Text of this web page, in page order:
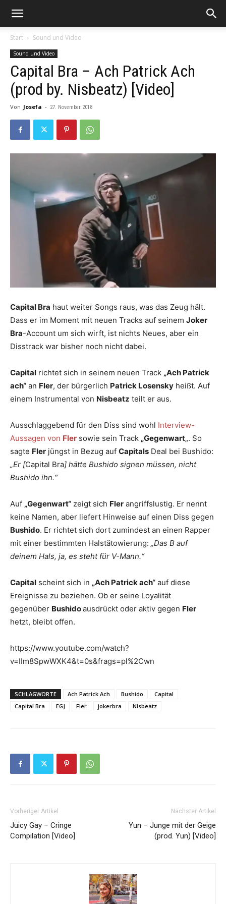
Start Sound und Video
Sound und Video
Capital Bra – Ach Patrick Ach
(prod by. Nisbeatz) [Video]
Von Josefa - 27. November 2018
Capital Bra haut weiter Songs raus, was das Zeug hält.
Dass er im Moment mit neuen Tracks auf seinem Joker
Bra-Account um sich wirft, ist nichts Neues, aber ein
Disstrack war bisher noch nicht dabei.
Capital richtet sich in seinem neuen Track „Ach Patrick
ach“ an Fler, der bürgerlich Patrick Losensky heißt. Auf
einem Instrumental von Nisbeatz teilt er aus.
Ausschlaggebend für den Diss sind wohl Interview-
Aussagen von Fler sowie sein Track „Gegenwart„. So
sagte Fler jüngst in Bezug auf Capitals Deal bei Bushido:
„Er [Capital Bra] hätte Bushido signen müssen, nicht
Bushido ihn.“
Auf „Gegenwart“ zeigt sich Fler angriffslustig. Er nennt
keine Namen, aber liefert Hinweise auf einen Diss gegen
Bushido. Er richtet sich dort zumindest an einen Rapper
mit einer bestimmten Halstätowierung: „Das B auf
deinem Hals, ja, es steht für V-Mann.“
Capital scheint sich in „Ach Patrick ach“ auf diese
Ereignisse zu beziehen. Ob er seine Loyalität
gegenüber Bushidoausdrückt oder aktiv gegen Fler
hetzt, bleibt offen.
https://www.youtube.com/watch?
v=IIm8SpwWXK4&t=0s&frags=pl%2Cwn
SCHLAGWORTE Ach Patrick Ach Bushido
Capital
Capital Bra
EGJ Fler jokerbra Nisbeatz
Vorheriger Artikel
Juicy Gay – Cringe
Compilation [Video]
Nächster Artikel
Yun – Junge mit der Geige
(prod. Yun) [Video]